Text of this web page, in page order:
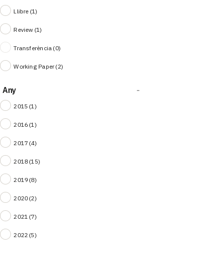
Llibre (1)
Review (1)
Transferència (0)
Working Paper(2)
Any -
2015 (1)
2016 (1)
2017 (4)
2018 (15)
2019 (8)
2020 (2)
2021 (7)
2022 (5)